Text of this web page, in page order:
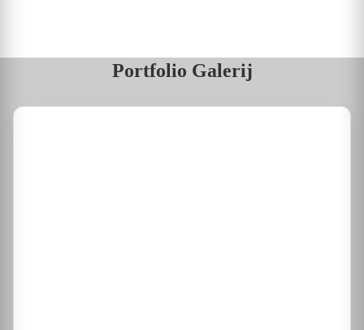
Portfolio Galerij